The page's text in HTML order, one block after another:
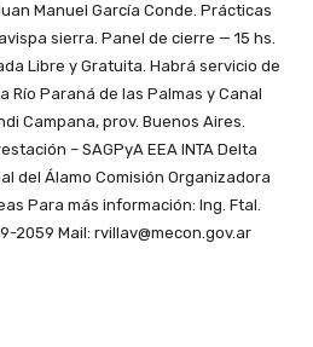
Manuel García Conde. Prácticas
sierra. Panel de cierre — 15 hs.
Libre y Gratuita. Habrá servicio de
Río Paraná de las Palmas y Canal
Campana, prov. Buenos Aires.
– SAGPyA EEA INTA Delta
del Álamo Comisión Organizadora
Para más información: Ing. Ftal.
2059 Mail: rvillav@mecon.gov.ar